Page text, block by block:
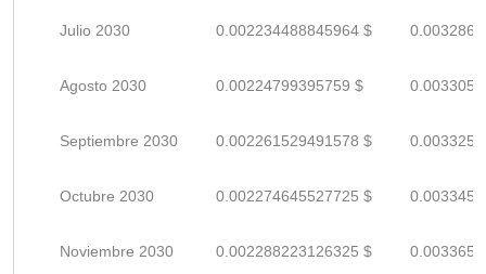
Julio 2030 0.002234488845964 $
Agosto 2030 0.00224799395759 $
Septiembre 2030 0.002261529491578 $
Octubre 2030 0.002274645527725 $
Noviembre 2030 0.002288223126325 $